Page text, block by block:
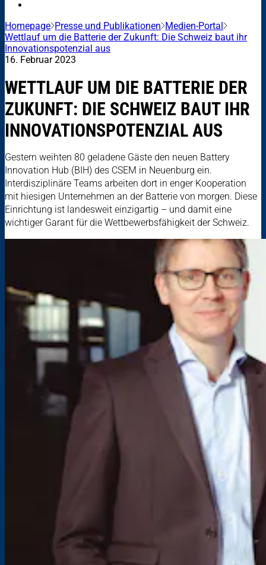
Homepage Presse und Publikationen Medien-Portal
Wettlauf um die Batterie der Zukunft: Die Schweiz baut ihr
Innovationspotenzial aus
16. Februar 2023
WETTLAUF UM DIE BATTERIE DER
ZUKUNFT: DIE SCHWEIZ BAUT IHR
INNOVATIONSPOTENZIAL AUS
Gestern weihten 80 geladene Gäste den neuen Battery
Innovation Hub (BIH) des CSEM in Neuenburg ein.
Interdisziplinäre Teams arbeiten dort in enger Kooperation
mit hiesigen Unternehmen an der Batterie von morgen. Diese
Einrichtung ist landesweit einzigartig – und damit eine
wichtiger Garant für die Wettbewerbsfähigkeit der Schweiz.